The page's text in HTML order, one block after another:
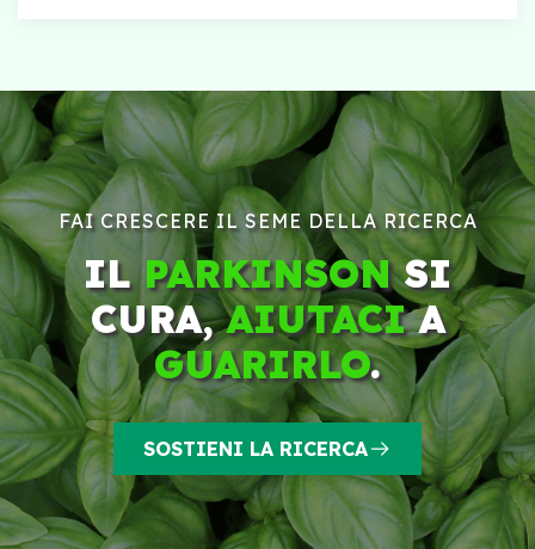
FAI CRESCERE IL SEME DELLA RICERCA
ILPARKINSONSI
CURA,AIUTACIA
GUARIRLO.
SOSTIENI LA RICERCA